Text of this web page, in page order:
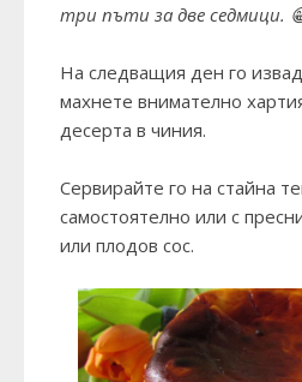
три пъти за две седмици.
На следващия ден го
махнете внимателно
десерта в чиния.
Сервирайте го на стайна
самостоятелно или с
или плодов сос.